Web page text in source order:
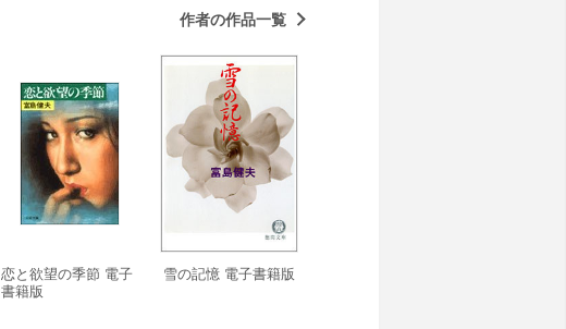
作者の作品一覧
恋と欲望の季節 電子
書籍版
雪の記憶 電子書籍版